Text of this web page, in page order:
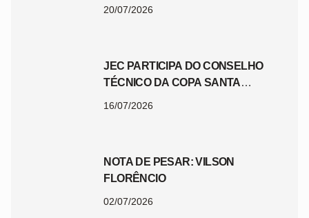
20/07/2026
JEC PARTICIPA DO CONSELHO
TÉCNICO DA COPA SANTA
16/07/2026
NOTA DE PESAR: VILSON
FLORÊNCIO
02/07/2026